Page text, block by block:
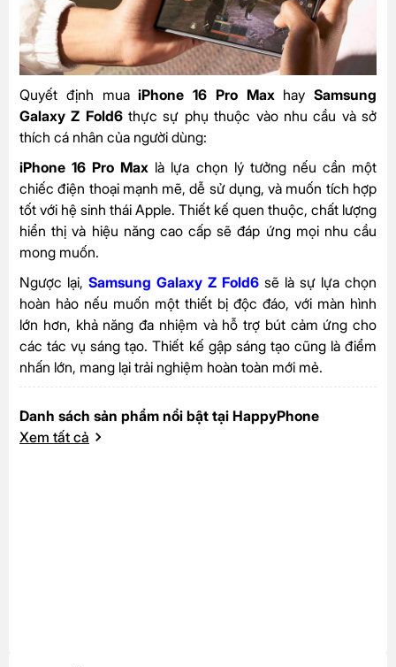
Quyết định muaiPhone 16 Pro Maxhay Samsung
Galaxy Z Fold6thực sự phụ thuộc vào nhu cầu và sở
thích cá nhân của người dùng:
iPhone 16 Pro Max là lựa chọn lý tưởng nếu cần một
chiếc điện thoại mạnh mẽ, dễ sử dụng, và muốn tích hợp
tốt với hệ sinh thái Apple. Thiết kế quen thuộc, chất lượng
hiển thị và hiệu năng cao cấp sẽ đáp ứng mọi nhu cầu
mong muốn.
Ngược lại, Samsung Galaxy Z Fold6 sẽ là sự lựa chọn
hoàn hảo nếu muốn một thiết bị độc đáo, với màn hình
lớn hơn, khả năng đa nhiệm và hỗ trợ bút cảm ứng cho
các tác vụ sáng tạo. Thiết kế gập sáng tạo cũng là điểm
nhấn lớn, mang lại trải nghiệm hoàn toàn mới mẻ.
Danh sách sản phẩm nổi bật tại HappyPhone
Xem tất cả